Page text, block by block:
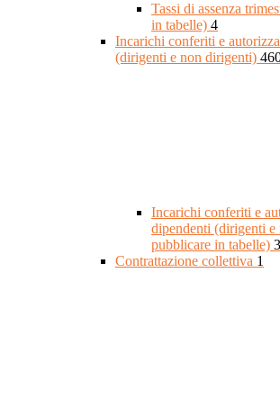
Tassi di assenza
in tabelle) 4
Incarichi conferiti e
(dirigenti e non dirigenti)
Incarichi conferiti e
dipendenti (dirigenti
pubblicare in tabelle)
Contrattazione collettiva 1